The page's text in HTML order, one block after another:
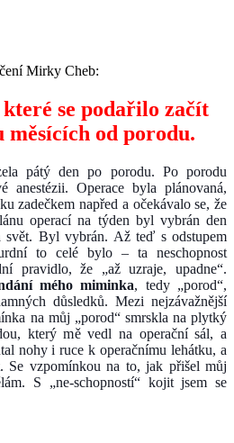
Mirky Cheb:
se podařilo začít
od porodu.
pátý den po porodu. Po porodu
anestézii. Operace byla plánovaná,
zadečkem napřed a očekávalo se, že
operací na týden byl vybrán den
svět. Byl vybrán. Až teď s odstupem
to celé bylo – ta neschopnost
pravidlo, že „až uzraje, upadne“.
mého miminka, tedy „porod“,
důsledků. Mezi nejzávažnější
na můj „porod“ smrskla na plytký
který mě vedl na operační sál, a
nohy i ruce k operačnímu lehátku, a
Se vzpomínkou na to, jak přišel můj
S „ne-schopností“ kojit jsem se